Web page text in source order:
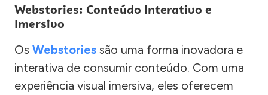
Webstories: Conteúdo Interativo e
Imersivo
Os Webstories são uma forma inovadora e
interativa de consumir conteúdo. Com uma
experiência visual imersiva, eles oferecem